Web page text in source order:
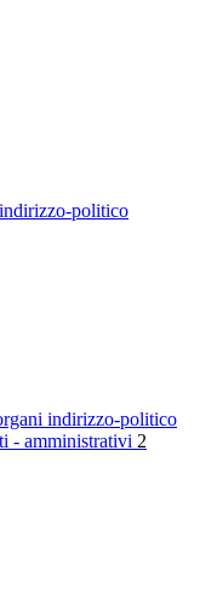
politico
indirizzo-politico
- amministrativi 2